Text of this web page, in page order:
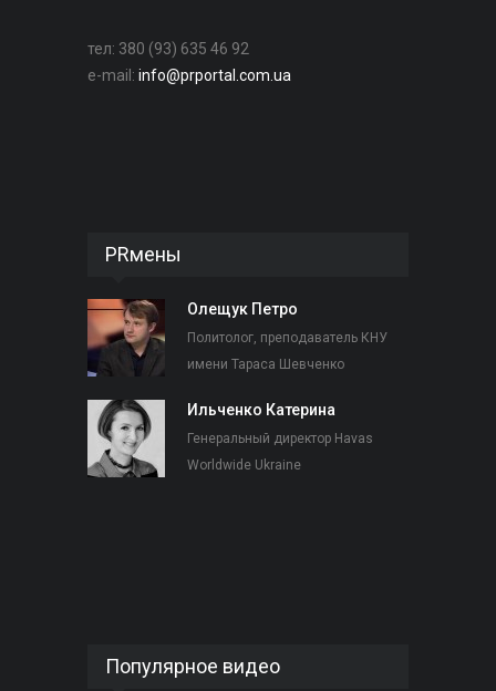
тел: 380 (93) 635 46 92
e-mail: info@prportal.com.ua
PRмены
Олещук Петро
Политолог, преподаватель КНУ
имени Тараса Шевченко
Ильченко Катерина
Генеральный директор Havas
Worldwide Ukraine
Популярное видео